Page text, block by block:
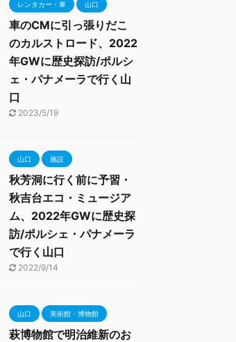
レンタカー・車 山口
車のCMに引っ張りだこ
のカルストロード、2022
年GWに歴史探訪/ポルシ
ェ・パナメーラで行く山
口
2023/5/19
山口 施設
秋芳洞に行く前に予習・
秋吉台エコ・ミュージア
ム、2022年GWに歴史探
訪/ポルシェ・パナメーラ
で行く山口
2022/9/14
山口 美術館・博物館
萩博物館で明治維新のお